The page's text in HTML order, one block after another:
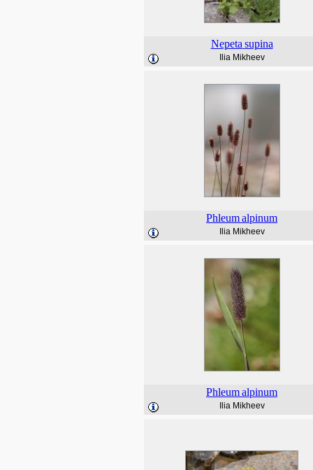
Nepeta supina
Ilia Mikheev
Phleumalpinum
Ilia Mikheev
Phleumalpinum
Ilia Mikheev